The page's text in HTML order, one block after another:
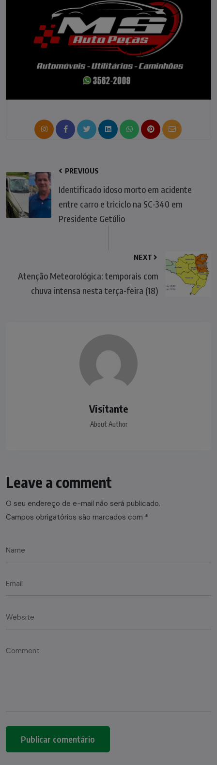
PREVIOUS
Identificado idoso morto em acidente
entre carro e triciclo na SC-340 em
Presidente Getúlio
NEXT
Atenção Meteorológica: temporais com
chuva intensa nesta terça-feira (18)
Visitante
About Author
Leave a comment
O seu endereço de e-mail não será publicado.
Campos obrigatórios são marcados com *